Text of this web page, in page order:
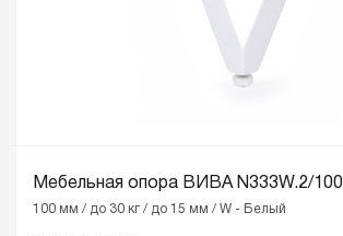
Мебельная опора ВИВА N333W.2/100
100 мм / до 30 кг / до 15 мм / W - Белый